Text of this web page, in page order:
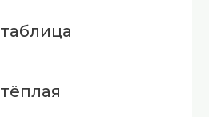
таблица
тёплая